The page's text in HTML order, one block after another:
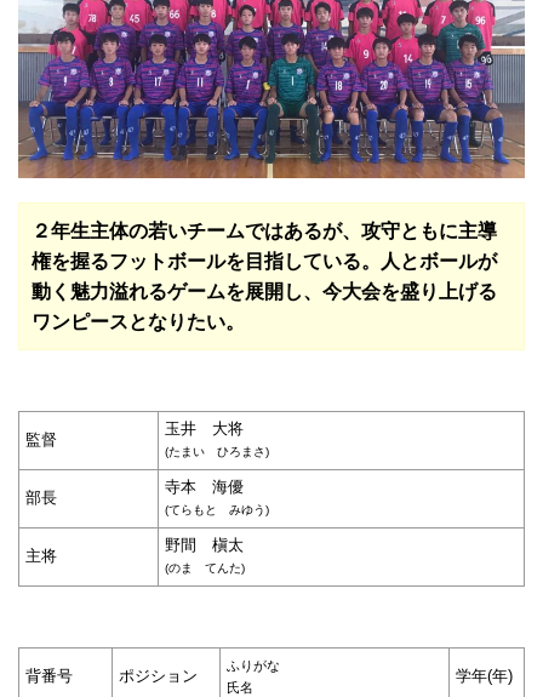
２年生主体の若いチームではあるが、攻守ともに主導
権を握るフットボールを目指している。人とボールが
動く魅力溢れるゲームを展開し、今大会を盛り上げる
ワンピースとなりたい。
監督
玉井 大将
(たまい ひろまさ)
部長
寺本 海優
(てらもと みゆう)
主将
野間 槇太
(のま てんた)
背番号 ポジション
ふりがな
氏名
学年(年)